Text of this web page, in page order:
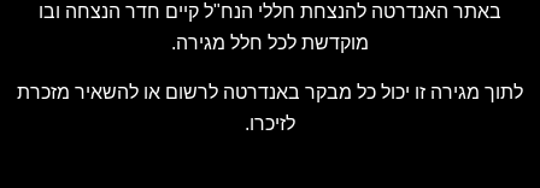
באתר האנדרטה להנצחת חללי הנח"ל קיים חדר הנצחה ובו
מוקדשת לכל חלל מגירה.
לתוך מגירה זו יכול כל מבקר באנדרטה לרשום או להשאיר מזכרת
לזיכרו.